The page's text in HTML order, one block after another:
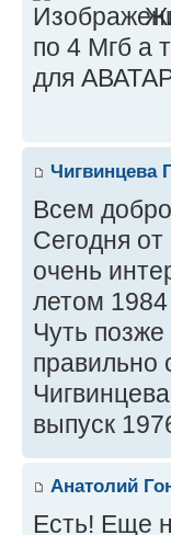
по 4 Мгб а
для
Чигвинцева
Всем
Сегодня
очень
летом 1984
Чуть
правильно
выпуск
Анатолий
Есть! Еще